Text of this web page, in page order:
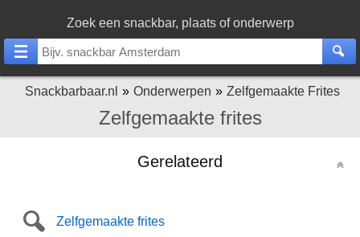
Zoek een snackbar, plaats of onderwerp
Snackbarbaar.nl Onderwerpen Zelfgemaakte Frites
Zelfgemaakte frites
Gerelateerd
Zelfgemaakte frites